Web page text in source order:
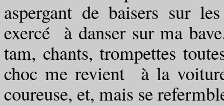
aspergant de baisers sur
exercé à danser sur ma
tam, chants, trompettes
choc me revient à la
coureuse, et, mais se